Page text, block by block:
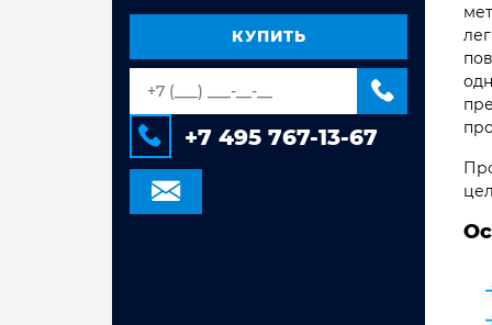
Труба оцинкованная
электросварная
Труба стальная электросварная
КУПИТЬ
+7 495 767-13-67